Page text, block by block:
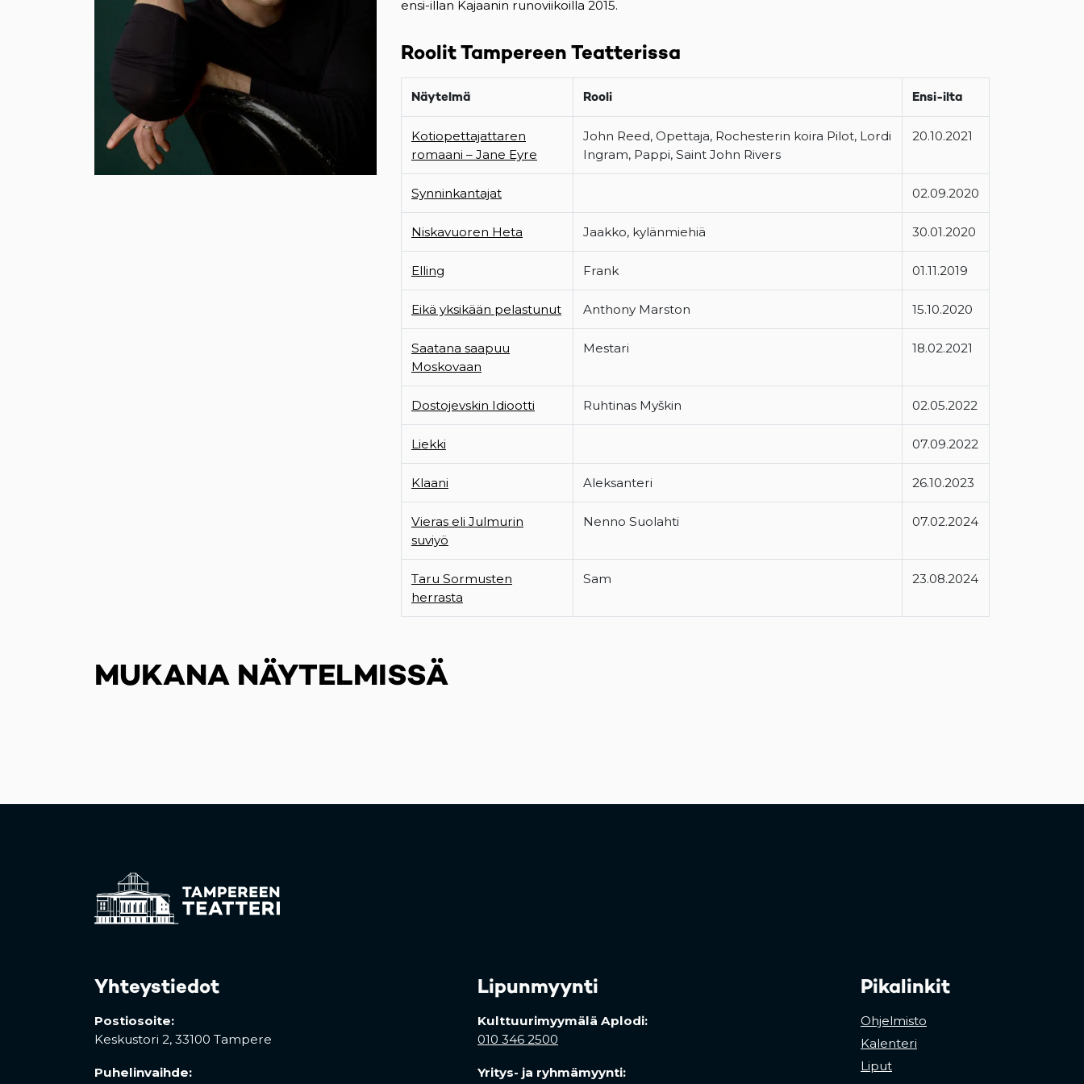
ensi-illan Kajaanin runoviikoilla 2015.
Roolit Tampereen Teatterissa
Näytelmä Rooli Ensi-ilta
Kotiopettajattaren
romaani – Jane Eyre
John Reed, Opettaja, Rochesterin koira Pilot, Lordi
Ingram, Pappi, Saint John Rivers
20.10.2021
Synninkantajat 02.09.2020
Niskavuoren Heta Jaakko, kylänmiehiä 30.01.2020
Elling Frank 01.11.2019
Eikä yksikään pelastunut Anthony Marston 15.10.2020
Saatana saapuu
Moskovaan
Mestari 18.02.2021
Dostojevskin Idiootti Ruhtinas Myškin 02.05.2022
Liekki 07.09.2022
Klaani Aleksanteri 26.10.2023
Vieras eli Julmurin
suviyö
Nenno Suolahti 07.02.2024
Taru Sormusten
herrasta
Sam 23.08.2024
MUKANA NÄYTELMISSÄ
Yhteystiedot
Postiosoite:
Keskustori 2, 33100 Tampere
Puhelinvaihde:
Lipunmyynti
Kulttuurimyymälä Aplodi:
010 346 2500
Yritys- ja ryhmämyynti:
Pikalinkit
Ohjelmisto
Kalenteri
Liput